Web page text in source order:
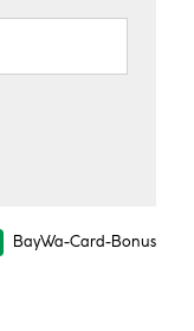
BayWa-Card-Bonus